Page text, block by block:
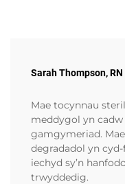
Sarah Thompson, RN
Mae tocynnau
meddygol yn
gamgymeriad.
degradadol yn cyd-
iechyd sy’n
trwyddedig.